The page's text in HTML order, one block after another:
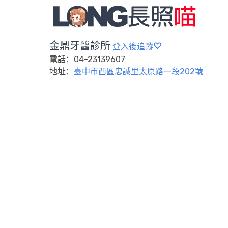
金鼎牙醫診所 登入後追蹤
電話：04-23139607
地址： 臺中市西區忠誠里太原路一段202號